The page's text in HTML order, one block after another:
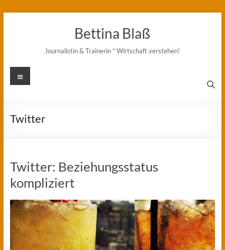
Bettina Blaß
Journalistin & Trainerin * Wirtschaft verstehen!
Menü
Twitter
Twitter: Beziehungsstatus
kompliziert